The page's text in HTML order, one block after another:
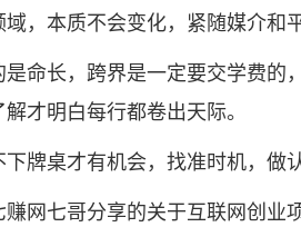
本质不会变化，紧随媒介和平
长，跨界是一定要交学费的
才明白每行都卷出天际。
桌才有机会，找准时机，做认
七哥分享的关于互联网创业